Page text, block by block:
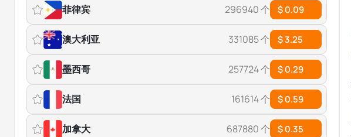
菲律宾 296940 个 $ 0.09
澳大利亚 331085 个 $ 3.25
墨西哥 257724 个 $ 0.29
法国 161614 个 $ 0.59
加拿大 687880 个 $ 0.35